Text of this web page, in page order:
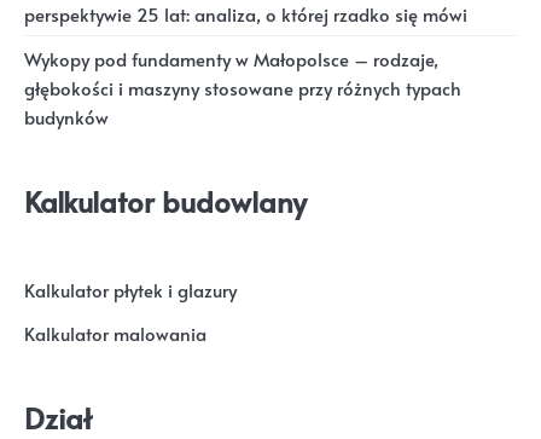
perspektywie 25 lat: analiza, o której rzadko się mówi
Wykopy pod fundamenty w Małopolsce – rodzaje,
głębokości i maszyny stosowane przy różnych typach
budynków
Kalkulator budowlany
Kalkulator płytek i glazury
Kalkulator malowania
Dział